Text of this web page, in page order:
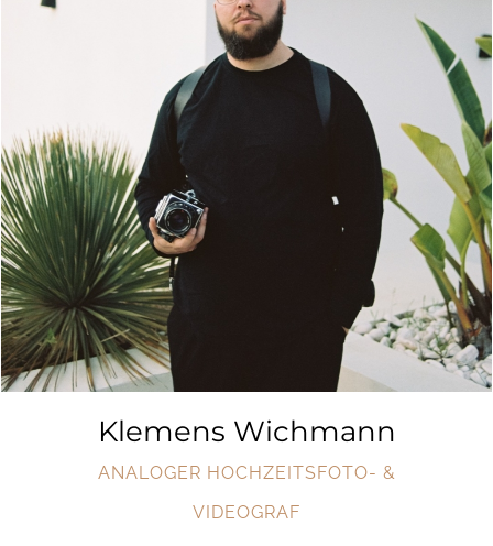
Klemens Wichmann
ANALOGER HOCHZEITSFOTO- &
VIDEOGRAF